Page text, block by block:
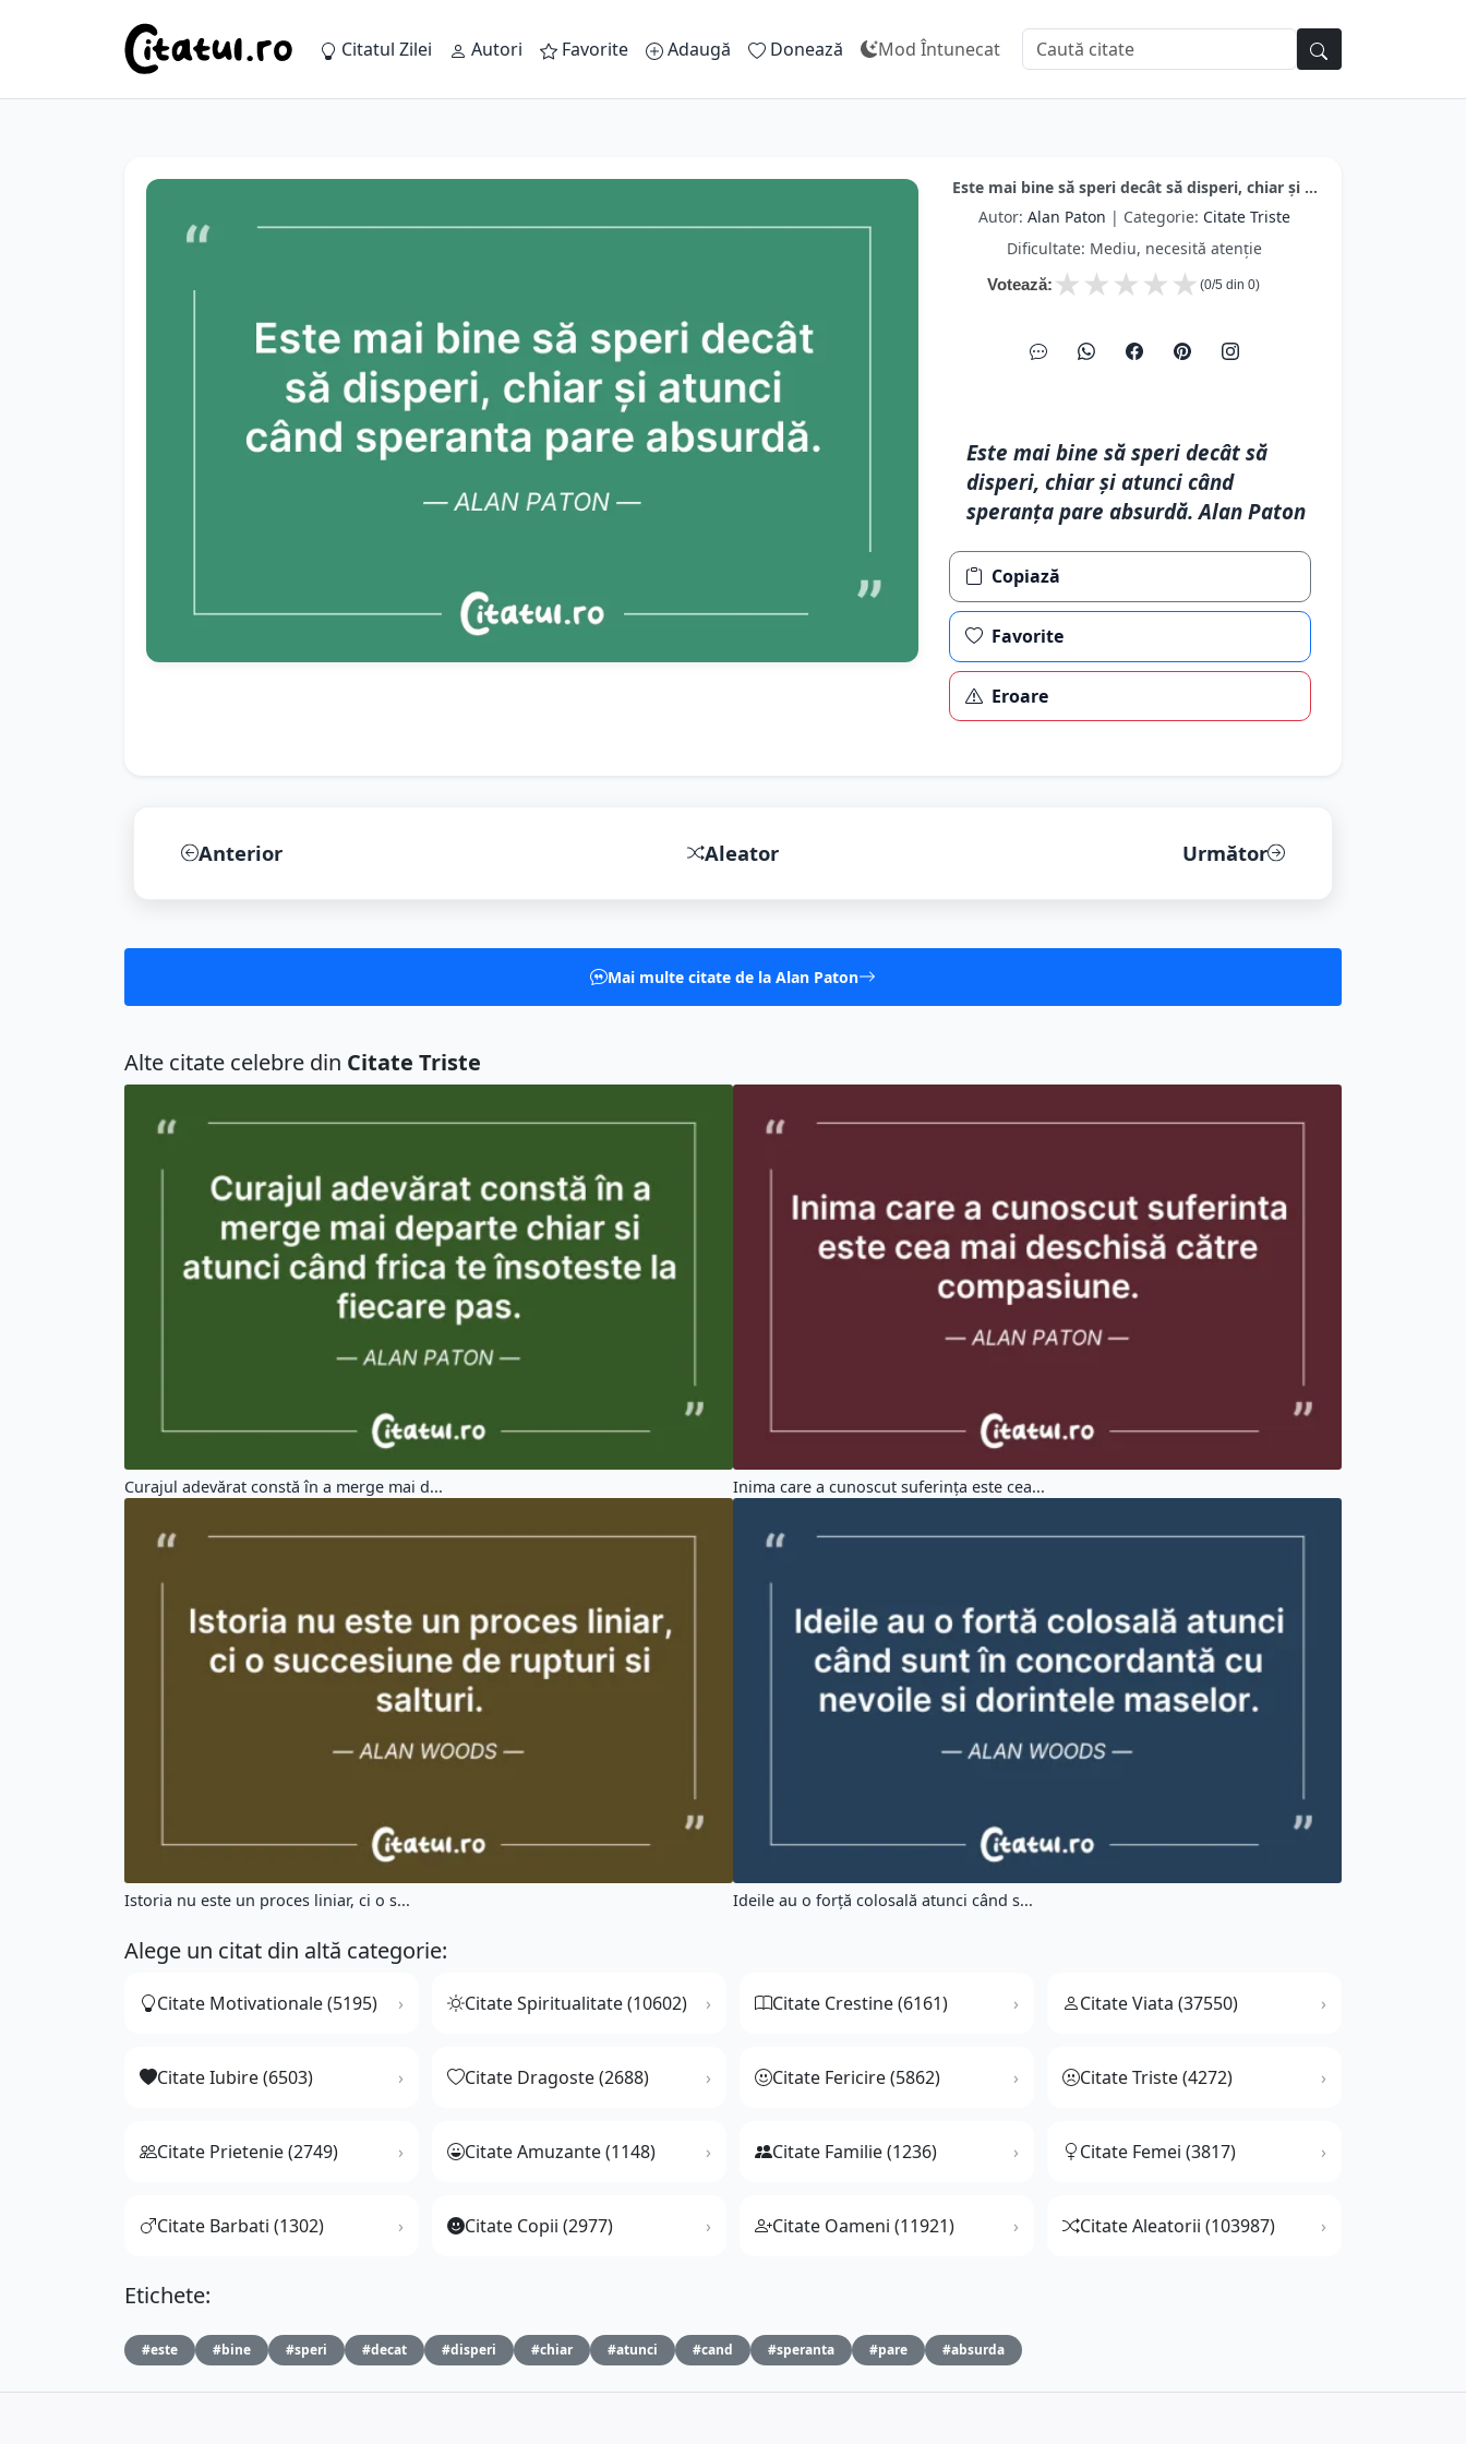
Citatul Zilei Autori Favorite Adaugă Donează Mod Întunecat
Este mai bine să speri decât să disperi, chiar și ...
Autor: Alan Paton | Categorie: Citate Triste
Dificultate: Mediu, necesită atenție
Votează: ★
★
★
★
★ (0/5 din 0)
Este mai bine să speri decât să
disperi, chiar și atunci când
speranța pare absurdă. Alan Paton
Copiază
Favorite
Eroare
Anterior Aleator Următor
Mai multe citate de la Alan Paton
Alte citate celebre din Citate Triste
Curajul adevărat constă în a merge mai d... Inima care a cunoscut suferința este cea...
Istoria nu este un proces liniar, ci o s... Ideile au o forță colosală atunci când s...
Alege un citat din altă categorie:
Citate Motivationale (5195) Citate Spiritualitate (10602) Citate Crestine (6161) Citate Viata (37550)
Citate Iubire (6503) Citate Dragoste (2688) Citate Fericire (5862) Citate Triste (4272)
Citate Prietenie (2749) Citate Amuzante (1148) Citate Familie (1236) Citate Femei (3817)
Citate Barbati (1302) Citate Copii (2977) Citate Oameni (11921) Citate Aleatorii (103987)
Etichete:
#este #bine #speri #decat #disperi #chiar #atunci #cand #speranta #pare #absurda